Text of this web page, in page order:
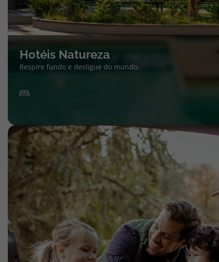
Hotéis Natureza
Respire fundo e desligue do mundo.